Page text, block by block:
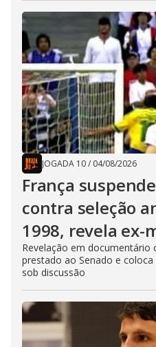
JOGADA 10/ 04/08/2026
França
contra seleção
1998, revela ex-
Revelação em documentário
prestado ao Senado e
sob discussão